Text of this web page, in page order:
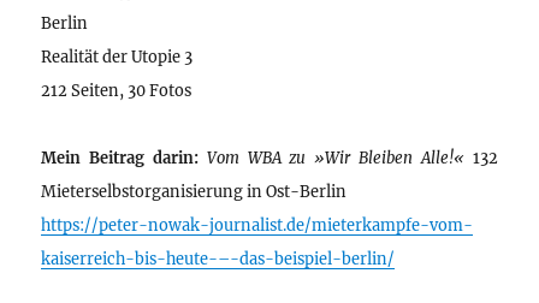
Berlin
Realität der Utopie 3
212 Seiten, 30 Fotos
Mein Beitrag darin: Vom WBA zu »Wir Bleiben Alle!« 132
Mieterselbstorganisierung in Ost-Berlin
https://peter-nowak-journalist.de/mieterkampfe-vom-
kaiserreich-bis-heute-–-das-beispiel-berlin/